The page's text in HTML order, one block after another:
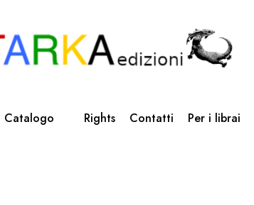
Catalogo Rights Contatti Per i librai